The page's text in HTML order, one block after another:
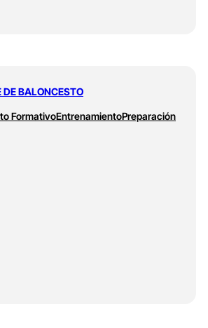
DE BALONCESTO
FormativoEntrenamientoPreparación